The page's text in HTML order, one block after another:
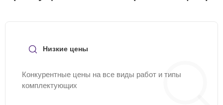
Низкие цены
Конкурентные цены на все виды работ и типы
комплектующих